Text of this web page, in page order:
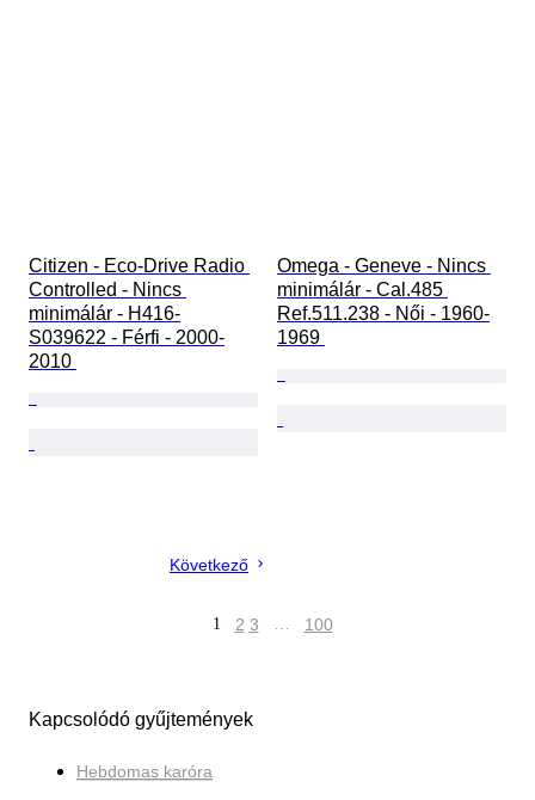
Citizen - Eco-Drive Radio
Controlled - Nincs
minimálár - H416-
S039622 - Férfi - 2000-
2010
Omega - Geneve - Nincs
minimálár - Cal.485
Ref.511.238 - Női - 1960-
1969
Következő
1 2 3 … 100
Kapcsolódó gyűjtemények
Hebdomas karóra